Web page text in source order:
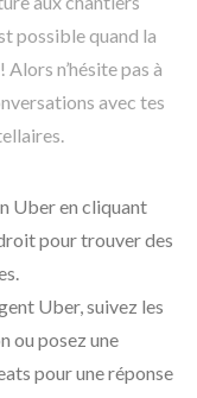
possible quand la
n’hésite pas à
avec tes
Uber en cliquant
pour trouver des
Uber, suivez les
ou posez une
pour une réponse